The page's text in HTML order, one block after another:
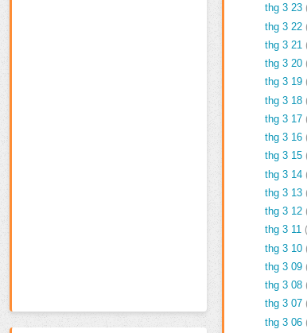
thg 3 23
thg 3 22
thg 3 21
thg 3 20
thg 3 19
thg 3 18
thg 3 17
thg 3 16
thg 3 15
thg 3 14
thg 3 13
thg 3 12
thg 3 11
thg 3 10
thg 3 09
thg 3 08
thg 3 07
thg 3 06